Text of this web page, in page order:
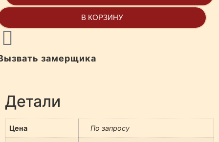
В КОРЗИНУ
замерщика
Детали
Цена По запросу